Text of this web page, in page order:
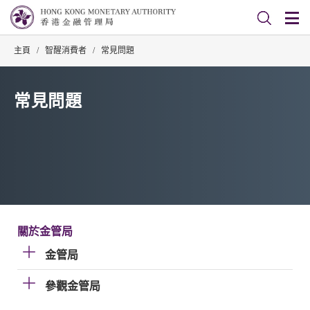
主頁 / 智醒消費者 / 常見問題
常見問題
關於金管局
金管局
參觀金管局